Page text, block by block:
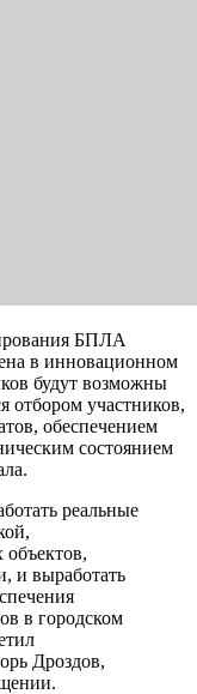
БПЛА
в инновационном
будут возможны
отбором участников,
обеспечением
состоянием
реальные
и выработать
в городском
Дроздов,